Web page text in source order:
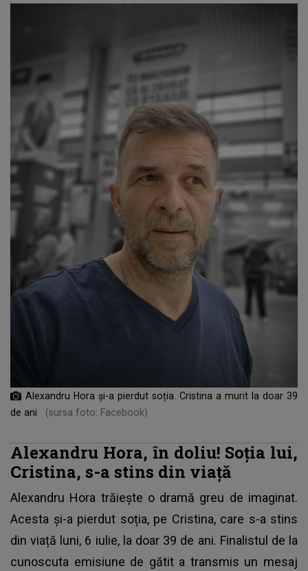
Alexandru Hora și-a pierdut soția. Cristina a murit la doar 39
de ani
(sursa foto: Facebook)
Alexandru Hora, în doliu! Soția lui,
Cristina, s-a stins din viață
Alexandru Hora trăiește o dramă greu de imaginat.
Acesta și-a pierdut soția, pe Cristina, care s-a stins
din viață luni, 6 iulie, la doar 39 de ani. Finalistul de la
cunoscuta emisiune de gătit a transmis un mesaj